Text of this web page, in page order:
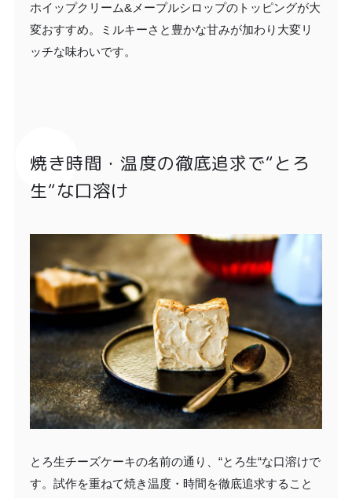
ホイップクリーム&メープルシロップのトッピングが大
変おすすめ。ミルキーさと豊かな甘みが加わり大変リ
ッチな味わいです。
焼き時間・温度の徹底追求で“とろ
生“な口溶け
とろ生チーズケーキの名前の通り、“とろ生“な口溶けで
す。試作を重ねて焼き温度・時間を徹底追求すること